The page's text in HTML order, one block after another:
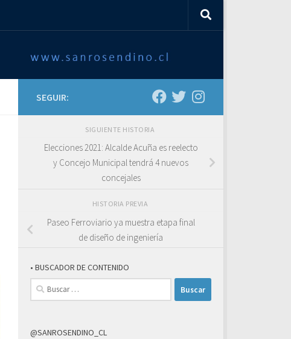
SEGUIR:
SIGUIENTE HISTORIA
Elecciones 2021: Alcalde Acuña es reelecto
y Concejo Municipal tendrá 4 nuevos
concejales
HISTORIA PREVIA
Paseo Ferroviario ya muestra etapa final
de diseño de ingeniería
• BUSCADOR DE CONTENIDO
Buscar:
@SANROSENDINO_CL